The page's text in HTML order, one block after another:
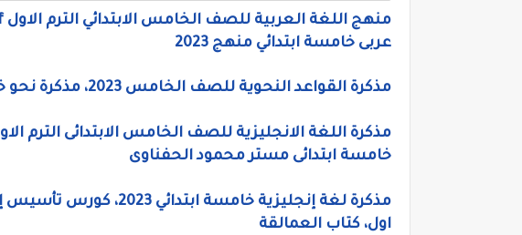
عربى خامسة ابتدائي منهج 2023
مذكرة القواعد النحوية للصف الخامس 2023، مذكرة نحو خامسة ابتدائى للأستاذ محمود مرعي
خامسة ابتدائى مستر محمود الحفناوى
مذكرة لغة إنجليزية خامسة
اول، كتاب العمالقة